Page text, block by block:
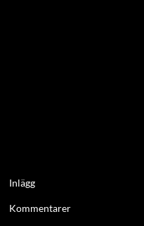
Inlägg
Kommentarer